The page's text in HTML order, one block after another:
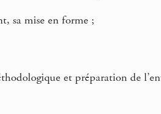
sa mise en forme ;
et préparation de